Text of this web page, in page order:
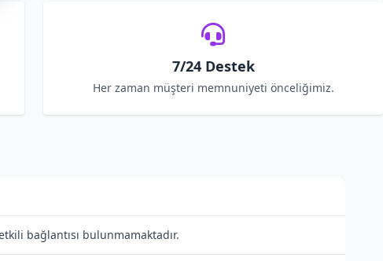
7/24 Destek
Her zaman müşteri memnuniyeti önceliğimiz.
bağlantısı bulunmamaktadır.